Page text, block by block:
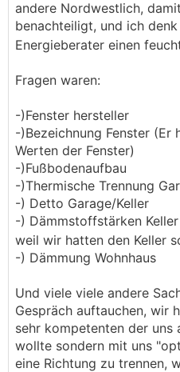
andere Nordwestlich,
benachteiligt, und ich
Energieberater einen
Fragen waren:
-)Fenster hersteller
-)Bezeichnung Fenster (Er
Werten der Fenster)
-)Fußbodenaufbau
-)Thermische Trennung
-) Detto Garage/Keller
-) Dämmstoffstärken
weil wir hatten den Keller
-) Dämmung Wohnhaus
Und viele viele andere
Gespräch auftauchen, wir
sehr kompetenten der uns
wollte sondern mit uns
eine Richtung zu trennen,